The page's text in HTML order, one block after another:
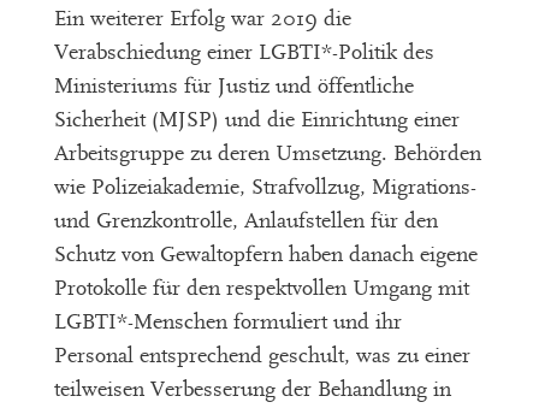
Ein weiterer Erfolg war 2019 die
Verabschiedung einer LGBTI*-Politik des
Ministeriums für Justiz und öffentliche
Sicherheit (MJSP) und die Einrichtung einer
Arbeitsgruppe zu deren Umsetzung. Behörden
wie Polizeiakademie, Strafvollzug, Migrations-
und Grenzkontrolle, Anlaufstellen für den
Schutz von Gewaltopfern haben danach eigene
Protokolle für den respektvollen Umgang mit
LGBTI*-Menschen formuliert und ihr
Personal entsprechend geschult, was zu einer
teilweisen Verbesserung der Behandlung in